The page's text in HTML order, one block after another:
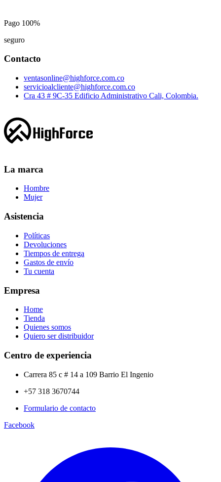
Pago 100%
seguro
Contacto
ventasonline@highforce.com.co
servicioalcliente@highforce.com.co
Cra 43 # 9C-35 Edificio Administrativo Cali, Colombia.
La marca
Hombre
Mujer
Asistencia
Políticas
Devoluciones
Tiempos de entrega
Gastos de envío
Tu cuenta
Empresa
Home
Tienda
Quienes somos
Quiero ser distribuidor
Centro de experiencia
Carrera 85 c # 14 a 109 Barrio El Ingenio
+57 318 3670744
Formulario de contacto
Facebook